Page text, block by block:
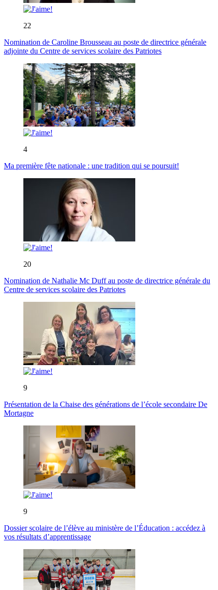
22
Nomination de Caroline Brousseau au poste de directrice générale
adjointe du Centre de services scolaire des Patriotes
4
Ma première fête nationale : une tradition qui se poursuit!
20
Nomination de Nathalie Mc Duff au poste de directrice générale du
Centre de services scolaire des Patriotes
9
Présentation de la Chaise des générations de l’école secondaire De
Mortagne
9
Dossier scolaire de l’élève au ministère de l’Éducation : accédez à
vos résultats d’apprentissage